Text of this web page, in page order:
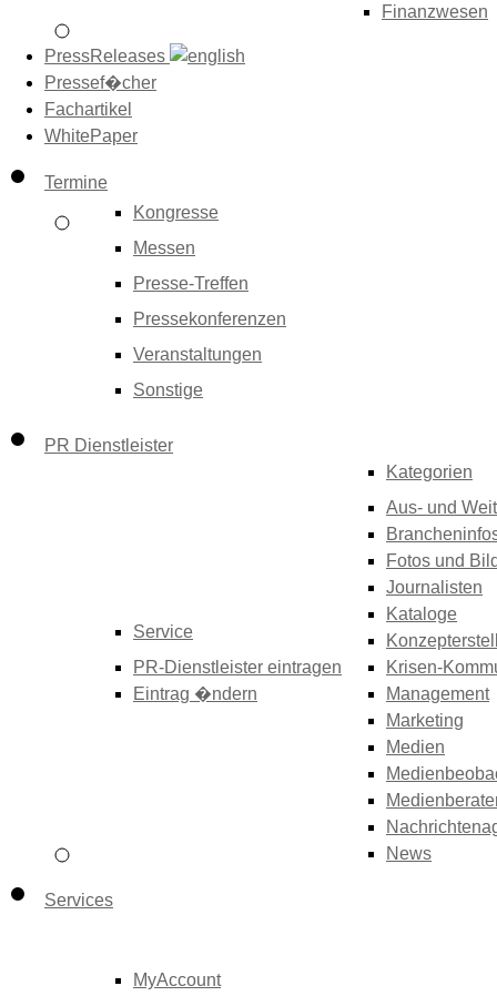
Finanzwesen
PressReleases
Pressef�cher
Fachartikel
WhitePaper
Termine
Kongresse
Messen
Presse-Treffen
Pressekonferenzen
Veranstaltungen
Sonstige
PR Dienstleister
Service
PR-Dienstleister eintragen
Eintrag �ndern
Kategorien
Aus- und
Fotos und
Journalisten
Kataloge
Krisen-
Management
Marketing
Medien
News
Services
MyAccount